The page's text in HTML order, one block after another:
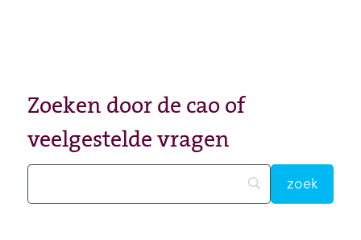
Zoeken door de cao of
veelgestelde vragen